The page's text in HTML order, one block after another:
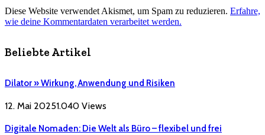
Diese Website verwendet Akismet, um Spam zu reduzieren. Erfahre,
wie deine Kommentardaten verarbeitet werden.
Beliebte Artikel
Dilator » Wirkung, Anwendung und Risiken
12. Mai 20251.040 Views
Digitale Nomaden: Die Welt als Büro – flexibel und frei